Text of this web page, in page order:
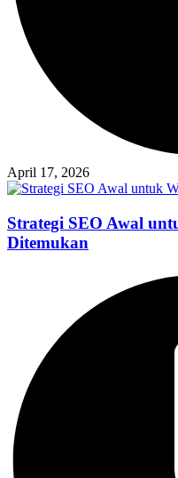
April 17, 2026
Strategi SEO Awal
Ditemukan